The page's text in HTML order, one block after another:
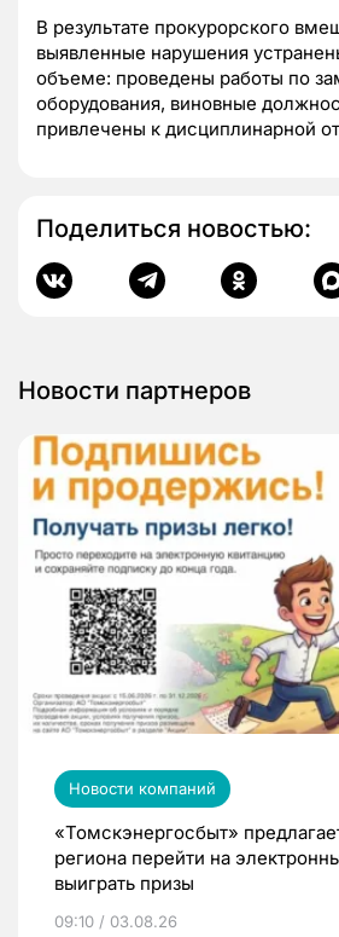
В результате прокурорского
выявленные нарушения
объеме: проведены работы по
оборудования, виновные
привлечены к дисциплинарной
Поделиться новостью:
Новости партнеров
Новости компаний
«Томскэнергосбыт»
региона перейти на
выиграть призы
09:10 / 03.08.26